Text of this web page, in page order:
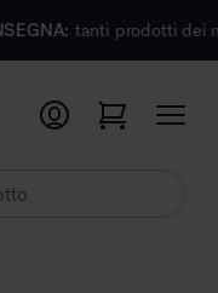
prodotti dei migliori